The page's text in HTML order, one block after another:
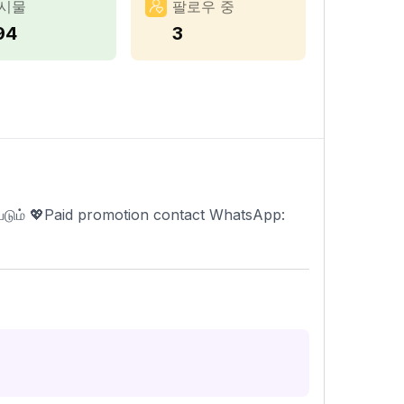
물 팔로우 중
3
💖Paid promotion contact WhatsApp: